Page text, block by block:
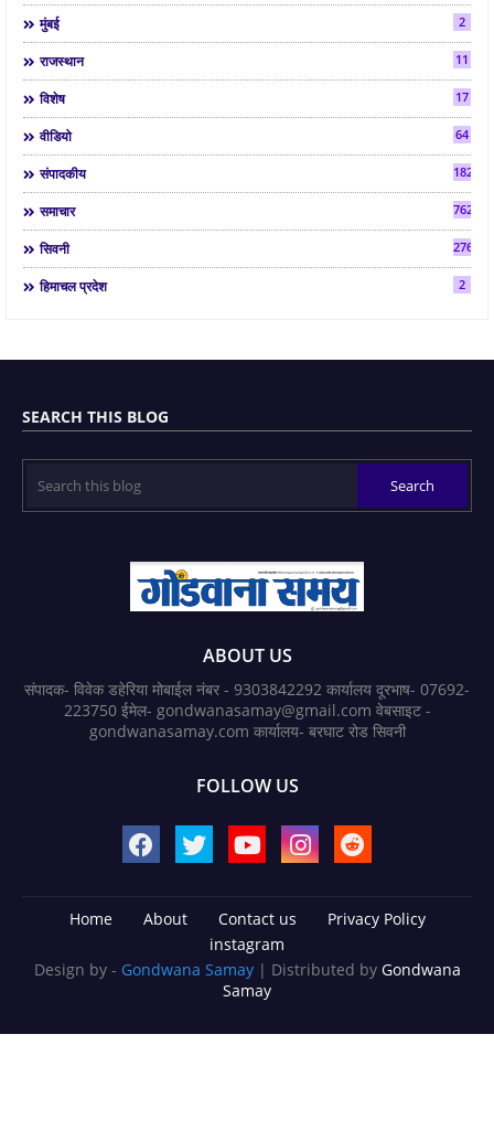
मुंबई 2
राजस्थान 11
विशेष 17
वीडियो 64
संपादकीय 182
समाचार 7624
सिवनी 2763
हिमाचल प्रदेश 2
SEARCH THIS BLOG
ABOUT US
संपादक- विवेक डहेरिया मोबाईल नंबर - 9303842292 कार्यालय दूरभाष- 07692-
223750 ईमेल- gondwanasamay@gmail.com वेबसाइट -
gondwanasamay.com कार्यालय- बरघाट रोड सिवनी
FOLLOW US
Home About Contact us
Privacy Policy
instagram
Design by - Gondwana Samay | Distributed by Gondwana
Samay